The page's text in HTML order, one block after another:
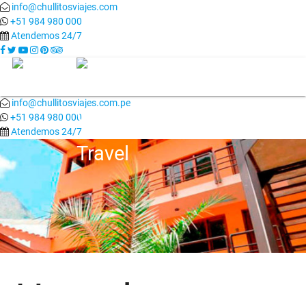
info@chullitosviajes.com
+51 984 980 000
Atendemos 24/7
info@chullitosviajes.com.pe
+51 984 980 000
Atendemos 24/7